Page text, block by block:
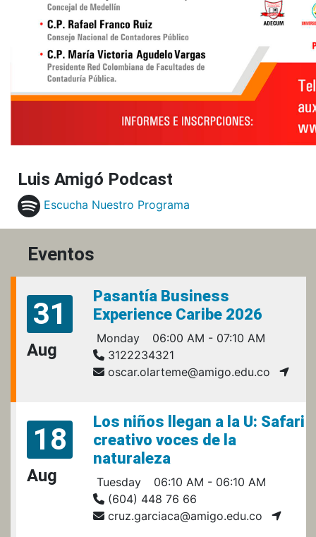
Luis Amigó Podcast
Escucha Nuestro Programa
Eventos
31
Aug
Pasantía Business
Experience Caribe 2026
Monday
06:00 AM - 07:10 AM
3122234321
oscar.olarteme@amigo.edu.co
18
Aug
Los niños llegan a la U: Safari
creativo voces de la
naturaleza
Tuesday
06:10 AM - 06:10 AM
(604) 448 76 66
cruz.garciaca@amigo.edu.co